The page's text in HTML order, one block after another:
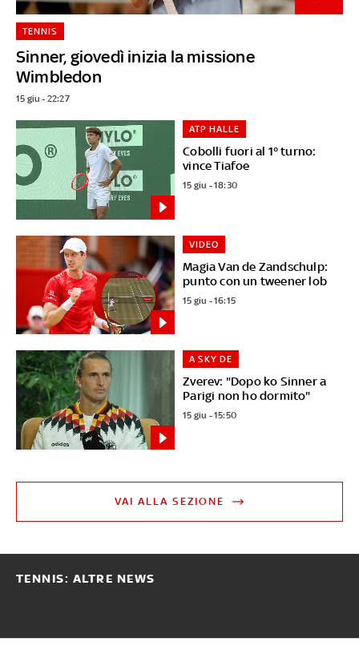
Sinner, giovedì inizia la missione
Wimbledon
TENNIS
15 giu - 22:27
Cobolli fuori al 1° turno:
vince Tiafoe
ATP HALLE
15 giu - 18:30
Magia Van de Zandschulp:
punto con un tweener lob
VIDEO
15 giu - 16:15
Zverev: "Dopo ko Sinner a
Parigi non ho dormito"
A SKY DE
15 giu - 15:50
VAI ALLA SEZIONE
TENNIS: ALTRE NEWS